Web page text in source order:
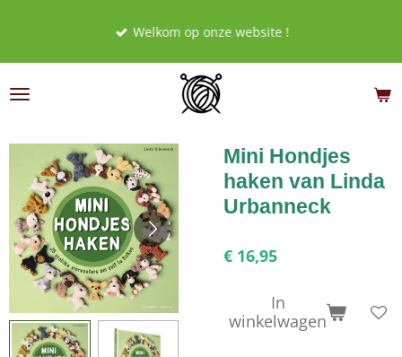
hoofdinhoud
Welkom op onze website !
Mini Hondjes
haken van Linda
Urbanneck
€ 16,95
In
winkelwagen